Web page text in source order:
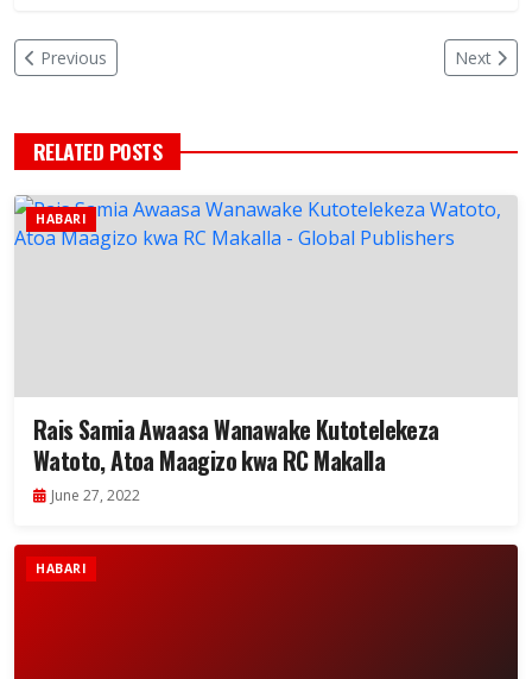
Previous Next
RELATED POSTS
HABARI
Rais Samia Awaasa Wanawake Kutotelekeza
Watoto, Atoa Maagizo kwa RC Makalla
June 27, 2022
HABARI